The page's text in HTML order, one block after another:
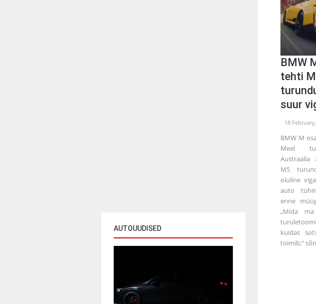
AUTOUUDISED
BMW
tehti
suur
18
BMW M
Meel
Austraalia
M5
oluline
auto
enne
„Mida
kuidas
toimib,“